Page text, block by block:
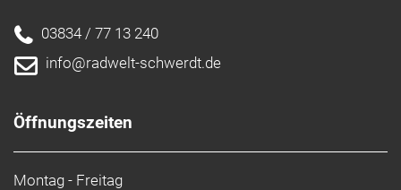
03834 / 77 13 240
info@radwelt-schwerdt.de
Öffnungszeiten
Montag - Freitag